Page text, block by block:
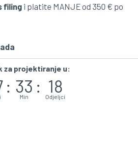
filing i platite MANJE od 350 € po
za projektiranje u:
: 33
Min
: 17
Odjeljci